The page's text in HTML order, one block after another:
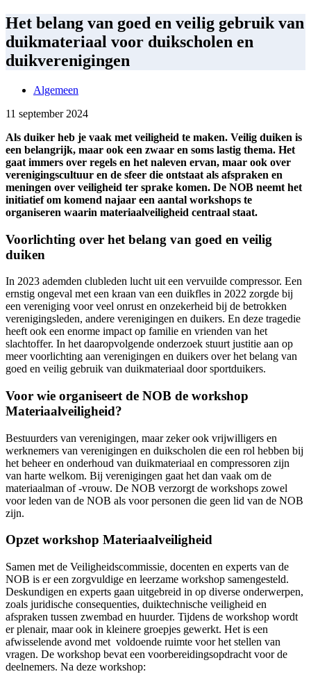
Het belang van goed en veilig gebruik van
duikmateriaal voor duikscholen en
duikverenigingen
Algemeen
11 september 2024
Als duiker heb je vaak met veiligheid te maken. Veilig duiken is
een belangrijk, maar ook een zwaar en soms lastig thema. Het
gaat immers over regels en het naleven ervan, maar ook over
verenigingscultuur en de sfeer die ontstaat als afspraken en
meningen over veiligheid ter sprake komen. De NOB neemt het
initiatief om komend najaar een aantal workshops te
organiseren waarin materiaalveiligheid centraal staat.
Voorlichting over het belang van goed en veilig
duiken
In 2023 ademden clubleden lucht uit een vervuilde compressor. Een
ernstig ongeval met een kraan van een duikfles in 2022 zorgde bij
een vereniging voor veel onrust en onzekerheid bij de betrokken
verenigingsleden, andere verenigingen en duikers. En deze tragedie
heeft ook een enorme impact op familie en vrienden van het
slachtoffer. In het daaropvolgende onderzoek stuurt justitie aan op
meer voorlichting aan verenigingen en duikers over het belang van
goed en veilig gebruik van duikmateriaal door sportduikers.
Voor wie organiseert de NOB de workshop
Materiaalveiligheid?
Bestuurders van verenigingen, maar zeker ook vrijwilligers en
werknemers van verenigingen en duikscholen die een rol hebben bij
het beheer en onderhoud van duikmateriaal en compressoren zijn
van harte welkom. Bij verenigingen gaat het dan vaak om de
materiaalman of -vrouw. De NOB verzorgt de workshops zowel
voor leden van de NOB als voor personen die geen lid van de NOB
zijn.
Opzet workshop Materiaalveiligheid
Samen met de Veiligheidscommissie, docenten en experts van de
NOB is er een zorgvuldige en leerzame workshop samengesteld.
Deskundigen en experts gaan uitgebreid in op diverse onderwerpen,
zoals juridische consequenties, duiktechnische veiligheid en
afspraken tussen zwembad en huurder. Tijdens de workshop wordt
er plenair, maar ook in kleinere groepjes gewerkt. Het is een
afwisselende avond met voldoende ruimte voor het stellen van
vragen. De workshop bevat een voorbereidingsopdracht voor de
deelnemers. Na deze workshop: